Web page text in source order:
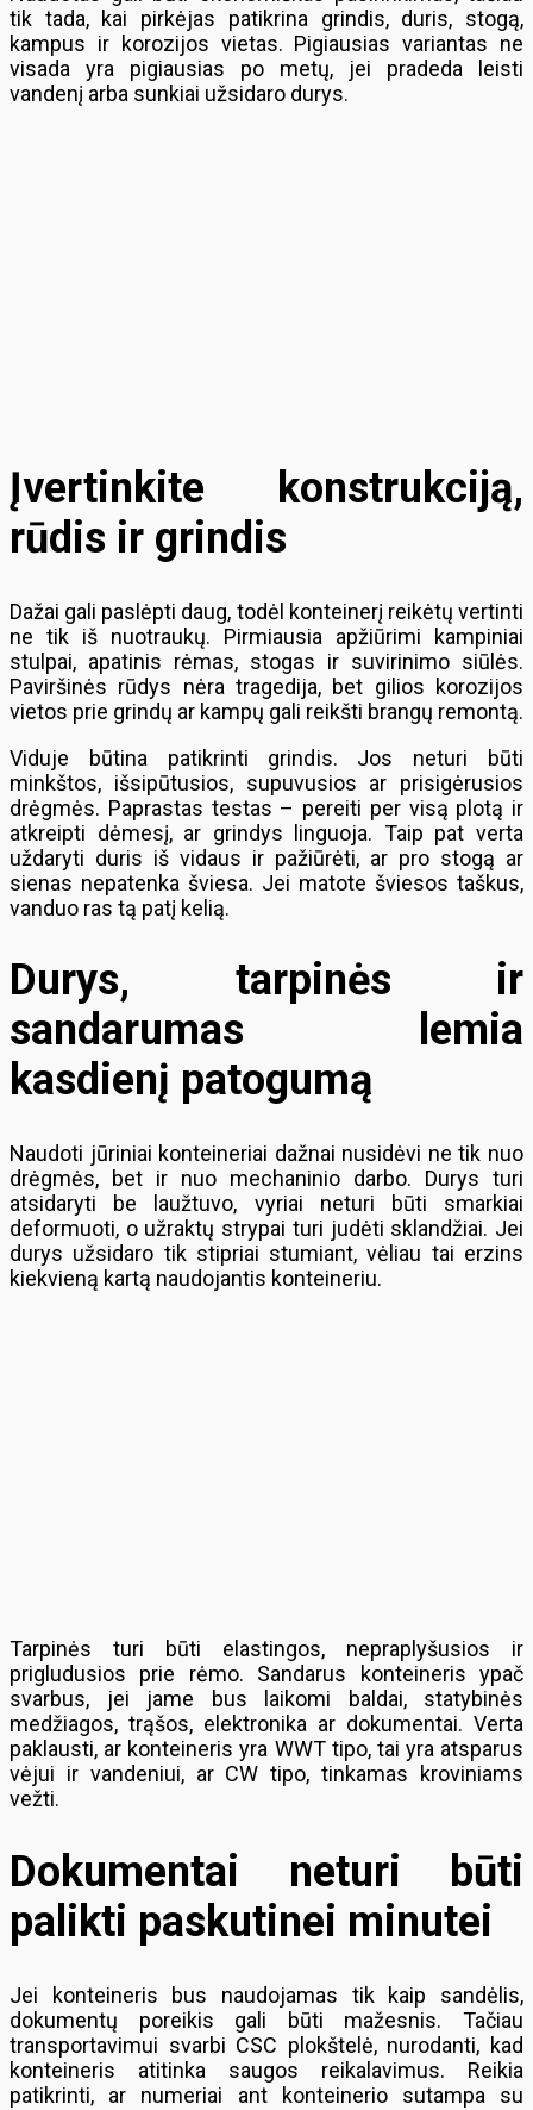
tik tada, kai pirkėjas patikrina grindis, duris, stogą,
kampus ir korozijos vietas. Pigiausias variantas ne
visada yra pigiausias po metų, jei pradeda leisti
vandenį arba sunkiai užsidaro durys.
Įvertinkite konstrukciją,
rūdis ir grindis
Dažai gali paslėpti daug, todėl konteinerį reikėtų vertinti
ne tik iš nuotraukų. Pirmiausia apžiūrimi kampiniai
stulpai, apatinis rėmas, stogas ir suvirinimo siūlės.
Paviršinės rūdys nėra tragedija, bet gilios korozijos
vietos prie grindų ar kampų gali reikšti brangų remontą.
Viduje būtina patikrinti grindis. Jos neturi būti
minkštos, išsipūtusios, supuvusios ar prisigėrusios
drėgmės. Paprastas testas – pereiti per visą plotą ir
atkreipti dėmesį, ar grindys linguoja. Taip pat verta
uždaryti duris iš vidaus ir pažiūrėti, ar pro stogą ar
sienas nepatenka šviesa. Jei matote šviesos taškus,
vanduo ras tą patį kelią.
Durys, tarpinės ir
sandarumas lemia
kasdienį patogumą
Naudoti jūriniai konteineriai dažnai nusidėvi ne tik nuo
drėgmės, bet ir nuo mechaninio darbo. Durys turi
atsidaryti be laužtuvo, vyriai neturi būti smarkiai
deformuoti, o užraktų strypai turi judėti sklandžiai. Jei
durys užsidaro tik stipriai stumiant, vėliau tai erzins
kiekvieną kartą naudojantis konteineriu.
Tarpinės turi būti elastingos, nepraplyšusios ir
prigludusios prie rėmo. Sandarus konteineris ypač
svarbus, jei jame bus laikomi baldai, statybinės
medžiagos, trąšos, elektronika ar dokumentai. Verta
paklausti, ar konteineris yra WWT tipo, tai yra atsparus
vėjui ir vandeniui, ar CW tipo, tinkamas kroviniams
vežti.
Dokumentai neturi būti
palikti paskutinei minutei
Jei konteineris bus naudojamas tik kaip sandėlis,
dokumentų poreikis gali būti mažesnis. Tačiau
transportavimui svarbi CSC plokštelė, nurodanti, kad
konteineris atitinka saugos reikalavimus. Reikia
patikrinti, ar numeriai ant konteinerio sutampa su